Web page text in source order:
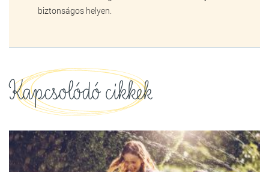
biztonságos helyen.
Kapcsolódó cikkek